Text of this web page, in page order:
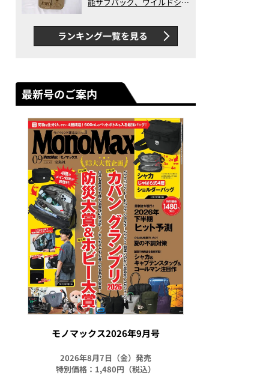
録…ほか【休日バッグの人気
記事ランキングベスト3】
（2026年6月版）
ランキング一覧を見る
最新号のご案内
モノマックス2026年9月号
2026年8月7日（金）発売
特別価格：1,480円（税込）